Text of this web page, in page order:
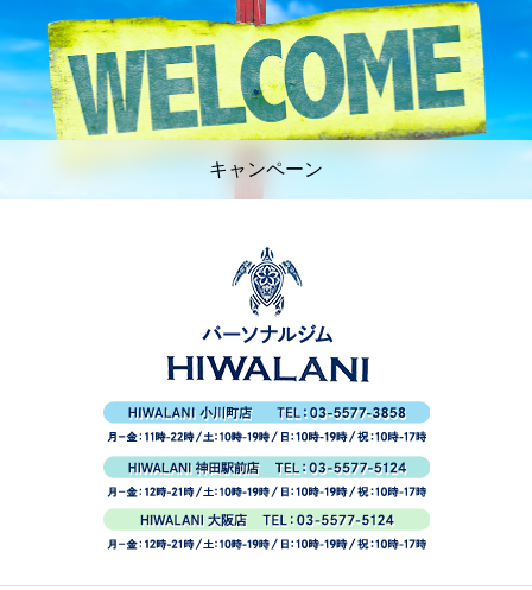
キャンペーン